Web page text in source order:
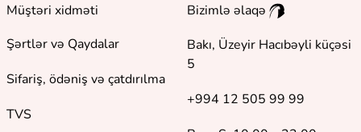
Müştəri xidməti
Şərtlər və Qaydalar
Sifariş, ödəniş və çatdırılma
TVS
Bizimlə əlaqə
Bakı, Üzeyir Hacıbəyli küçəsi
5
+994 12 505 99 99